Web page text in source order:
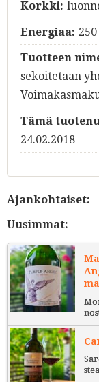
Korkki:
Energiaa:
Tuotteen
sekoitetaan
Tämä
24.02.2018
Ajankohtaiset:
Uusimmat: